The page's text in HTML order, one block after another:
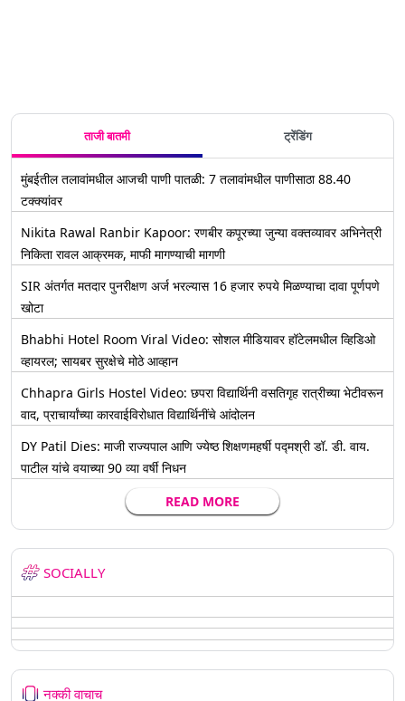
ताजी बातमी ट्रेंडिंग
मुंबईतील तलावांमधील आजची पाणी पातळी: 7 तलावांमधील पाणीसाठा 88.40
टक्क्यांवर
Nikita Rawal Ranbir Kapoor: रणबीर कपूरच्या जुन्या वक्तव्यावर अभिनेत्री
निकिता रावल आक्रमक, माफी मागण्याची मागणी
SIR अंतर्गत मतदार पुनरीक्षण अर्ज भरल्यास 16 हजार रुपये मिळण्याचा दावा पूर्णपणे
खोटा
Bhabhi Hotel Room Viral Video: सोशल मीडियावर हॉटेलमधील व्हिडिओ
व्हायरल; सायबर सुरक्षेचे मोठे आव्हान
Chhapra Girls Hostel Video: छपरा विद्यार्थिनी वसतिगृह रात्रीच्या भेटीवरून
वाद, प्राचार्यांच्या कारवाईविरोधात विद्यार्थिनींचे आंदोलन
DY Patil Dies: माजी राज्यपाल आणि ज्येष्ठ शिक्षणमहर्षी पद्मश्री डॉ. डी. वाय.
पाटील यांचे वयाच्या 90 व्या वर्षी निधन
READ MORE
SOCIALLY
नक्की वाचाच